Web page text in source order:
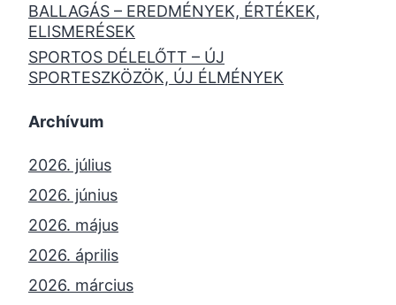
BALLAGÁS – EREDMÉNYEK, ÉRTÉKEK,
ELISMERÉSEK
SPORTOS DÉLELŐTT – ÚJ
SPORTESZKÖZÖK, ÚJ ÉLMÉNYEK
Archívum
2026. július
2026. június
2026. május
2026. április
2026. március